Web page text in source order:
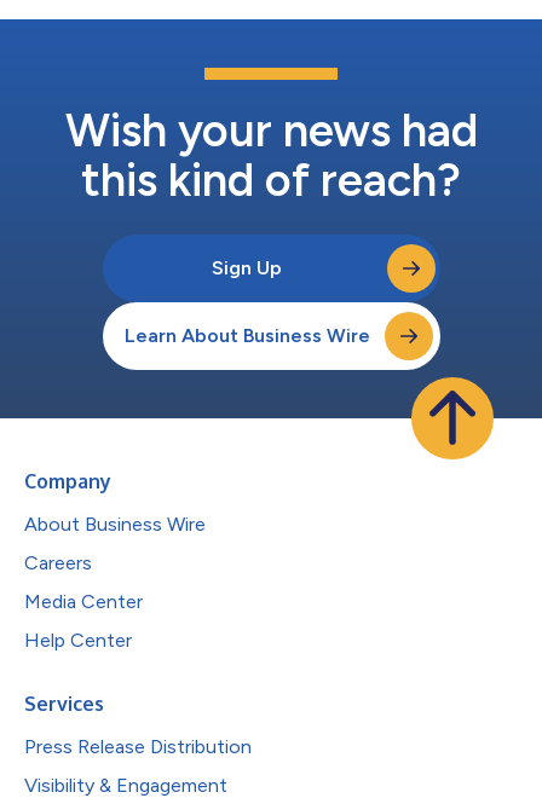
1250V PowiGaN HEMT的性能优势，揭示了其经过实际应用验证
能力。此外，该白皮书还表明，与堆叠式650V GaN FET和同等的
1200V SiC器件相比，单个1250V PowiGaN开关可提供...
Wish your news had
this kind of reach?
Sign Up
Learn About Business Wire
Company
About Business Wire
Careers
Media Center
Help Center
Services
Press Release Distribution
Visibility & Engagement